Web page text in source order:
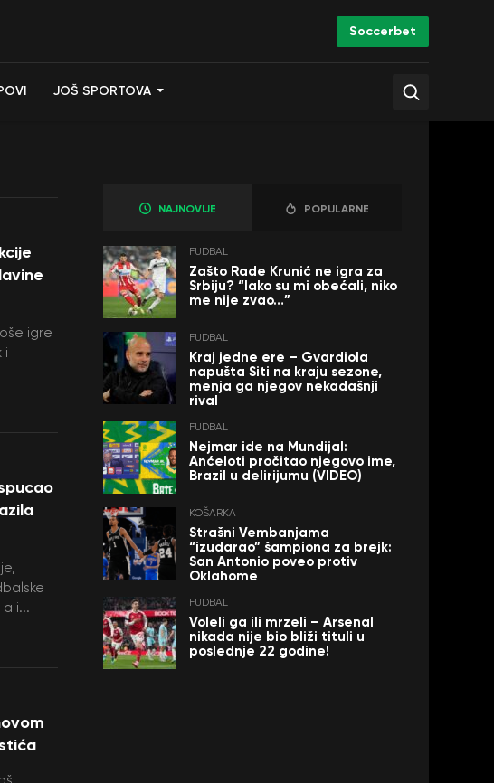
Soccerbet
JOŠ SPORTOVA
igre
i
i...
NAJNOVIJE POPULARNE
FUDBAL
Zašto Rade Krunić ne igra za
Srbiju? “Iako su mi obećali, niko
me nije zvao…”
FUDBAL
Kraj jedne ere – Gvardiola
napušta Siti na kraju sezone,
menja ga njegov nekadašnji
rival
FUDBAL
Nejmar ide na Mundijal:
Anćeloti pročitao njegovo ime,
Brazil u delirijumu (VIDEO)
KOŠARKA
Strašni Vembanjama
“izudarao” šampiona za brejk:
San Antonio poveo protiv
Oklahome
FUDBAL
Voleli ga ili mrzeli – Arsenal
nikada nije bio bliži tituli u
poslednje 22 godine!